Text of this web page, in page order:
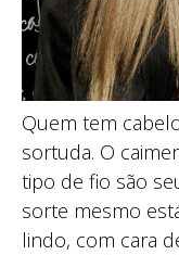
Quem tem
sortuda. O
tipo de fio são
sorte mesmo
lindo, com cara